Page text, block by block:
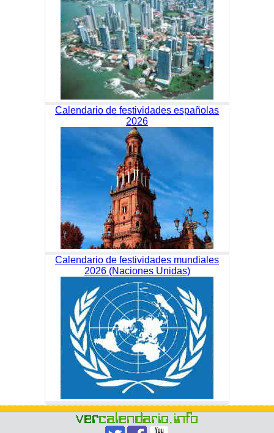
Calendario de festividades españolas
2026
Calendario de festividades mundiales
2026 (Naciones Unidas)